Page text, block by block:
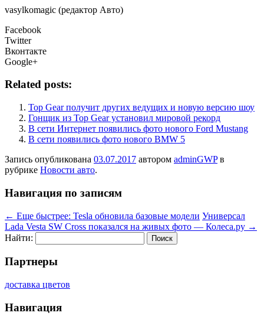
vasylkomagic (редактор Авто)
Facebook
Twitter
Вконтакте
Google+
Related posts:
Top Gear получит других ведущих и новую версию шоу
Гонщик из Top Gear установил мировой рекорд
В сети Интернет появились фото нового Ford Mustang
В сети появились фото нового BMW 5
Запись опубликована 03.07.2017 автором adminGWPв
рубрике Новости авто.
Навигация по записям
← Еще быстрее: Tesla обновила базовые модели Универсал
Lada Vesta SW Cross показался на живых фото — Колеса.ру →
Найти:
Партнеры
доставка цветов
Навигация